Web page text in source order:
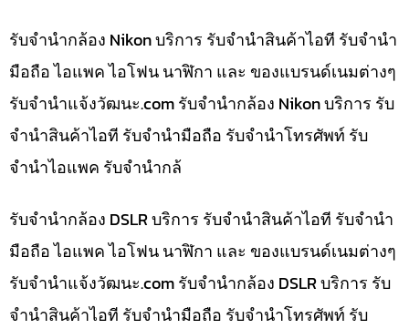
รับจำนำกล้อง Nikon บริการ รับจำนำสินค้าไอที รับจำนำ
มือถือ ไอแพค ไอโฟน นาฬิกา และ ของแบรนด์เนมต่างๆ
รับจํานําแจ้งวัฒนะ.com รับจำนำกล้อง Nikon บริการ รับ
จำนำสินค้าไอที รับจำนำมือถือ รับจำนำโทรศัพท์ รับ
จำนำไอแพค รับจำนำกล้
รับจำนำกล้อง DSLR บริการ รับจำนำสินค้าไอที รับจำนำ
มือถือ ไอแพค ไอโฟน นาฬิกา และ ของแบรนด์เนมต่างๆ
รับจํานําแจ้งวัฒนะ.com รับจำนำกล้อง DSLR บริการ รับ
จำนำสินค้าไอที รับจำนำมือถือ รับจำนำโทรศัพท์ รับ